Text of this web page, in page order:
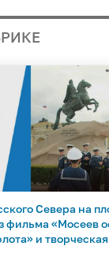
Севера на
фильма «Мосеев
и